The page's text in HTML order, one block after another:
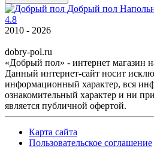
Добрый пол
4.8
2010 - 2026
dobry-pol.ru
«Добрый пол» - интернет магазин
Данный интернет-сайт носит
информационный характер, вся
ознакомительный характер и ни
является публичной офертой.
Карта сайта
Пользовательское соглашение